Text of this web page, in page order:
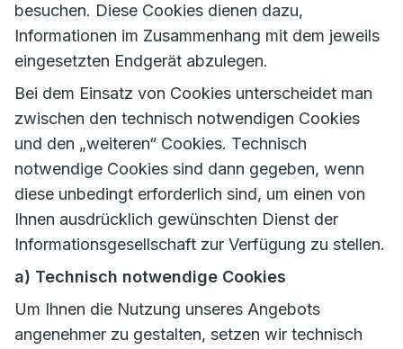
besuchen. Diese Cookies dienen dazu,
Informationen im Zusammenhang mit dem jeweils
eingesetzten Endgerät abzulegen.
Bei dem Einsatz von Cookies unterscheidet man
zwischen den technisch notwendigen Cookies
und den „weiteren“ Cookies. Technisch
notwendige Cookies sind dann gegeben, wenn
diese unbedingt erforderlich sind, um einen von
Ihnen ausdrücklich gewünschten Dienst der
Informationsgesellschaft zur Verfügung zu stellen.
a) Technisch notwendige Cookies
Um Ihnen die Nutzung unseres Angebots
angenehmer zu gestalten, setzen wir technisch